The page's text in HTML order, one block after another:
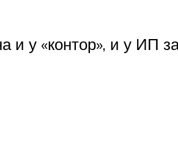
и у «контор», и у ИП